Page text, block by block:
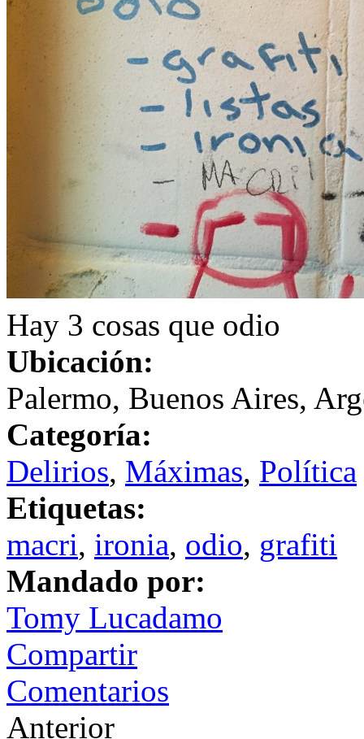
Hay 3 cosas que odio
Ubicación:
Palermo, Buenos Aires,
Categoría:
Delirios, Máximas, Política
Etiquetas:
macri, ironia, odio, grafiti
Mandado por:
Tomy Lucadamo
Compartir
Comentarios
Anterior